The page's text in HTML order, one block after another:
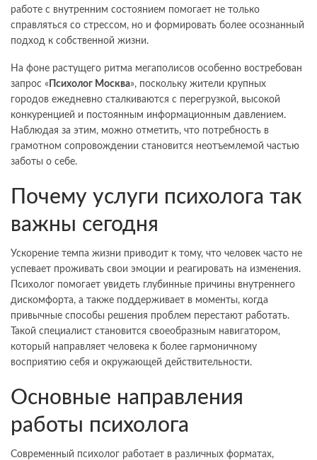
работе с внутренним состоянием помогает не только
справляться со стрессом, но и формировать более осознанный
подход к собственной жизни.
На фоне растущего ритма мегаполисов особенно востребован
запрос « Психолог Москва», поскольку жители крупных
городов ежедневно сталкиваются с перегрузкой, высокой
конкуренцией и постоянным информационным давлением.
Наблюдая за этим, можно отметить, что потребность в
грамотном сопровождении становится неотъемлемой частью
заботы о себе.
Почему услуги психолога так
важны сегодня
Ускорение темпа жизни приводит к тому, что человек часто не
успевает проживать свои эмоции и реагировать на изменения.
Психолог помогает увидеть глубинные причины внутреннего
дискомфорта, а также поддерживает в моменты, когда
привычные способы решения проблем перестают работать.
Такой специалист становится своеобразным навигатором,
который направляет человека к более гармоничному
восприятию себя и окружающей действительности.
Основные направления
работы психолога
Современный психолог работает в различных форматах,